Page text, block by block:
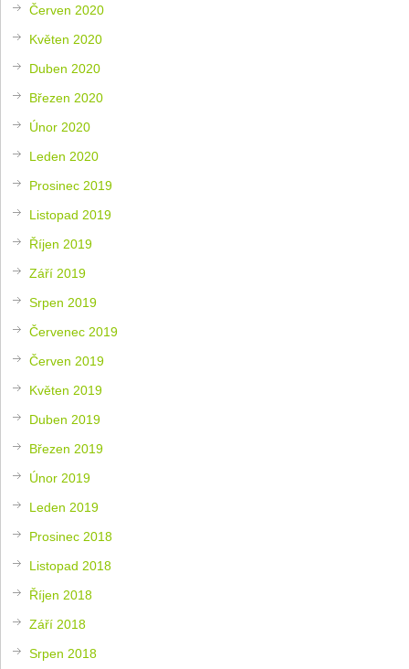
Červen 2020
Květen 2020
Duben 2020
Březen 2020
Únor 2020
Leden 2020
Prosinec 2019
Listopad 2019
Říjen 2019
Září 2019
Srpen 2019
Červenec 2019
Červen 2019
Květen 2019
Duben 2019
Březen 2019
Únor 2019
Leden 2019
Prosinec 2018
Listopad 2018
Říjen 2018
Září 2018
Srpen 2018